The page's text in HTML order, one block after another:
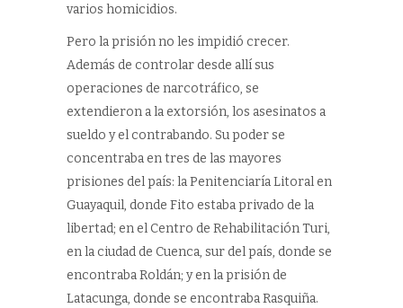
varios homicidios.
Pero la prisión no les impidió crecer.
Además de controlar desde allí sus
operaciones de narcotráfico, se
extendieron a la extorsión, los asesinatos a
sueldo y el contrabando. Su poder se
concentraba en tres de las mayores
prisiones del país: la Penitenciaría Litoral en
Guayaquil, donde Fito estaba privado de la
libertad; en el Centro de Rehabilitación Turi,
en la ciudad de Cuenca, sur del país, donde se
encontraba Roldán; y en la prisión de
Latacunga, donde se encontraba Rasquiña.